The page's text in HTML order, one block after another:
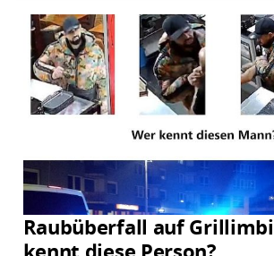
Raubüberfall auf